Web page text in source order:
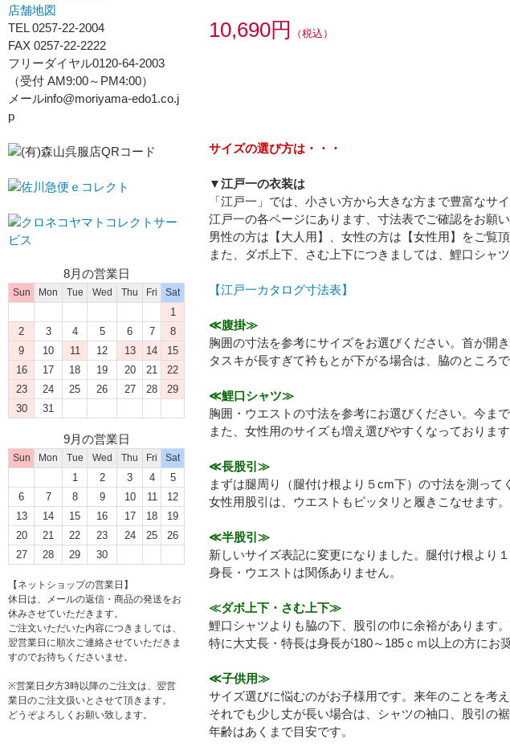
店舗地図
TEL 0257-22-2004
FAX 0257-22-2222
フリーダイヤル0120-64-2003
（受付 AM9:00～PM4:00）
メールinfo@moriyama-edo1.co.j
p
8月の営業日
Sun Mon Tue Wed Thu Fri Sat
1
2
3 4 5 6 7
8
9
10 11 12 13 14
15
16
17 18 19 20 21
22
23
24 25 26 27 28
29
30
31
9月の営業日
Sun Mon Tue Wed Thu Fri Sat
1 2 3 4
5
6
7 8 9 10 11
12
13
14 15 16 17 18
19
20
21 22 23 24 25
26
27
28 29 30
【ネットショップの営業日】
休日は、メールの返信・商品の発送をお
休みさせていただきます。
ご注文いただいた内容につきましては、
翌営業日に順次ご連絡させていただきま
すのでお待ちくださいませ。
※営業日夕方3時以降のご注文は、翌営
業日のご注文扱いとさせて頂きます。
どうぞよろしくお願い致します。
10,690円 （税込）
サイズの選び方は・・・
▼江戸一の衣装は
「江戸一」では、小さい方から大きな方まで豊富なサ
江戸一の各ページにあります、寸法表でご確認をお願い
男性の方は【大人用】、女性の方は【女性用】をご覧
また、ダボ上下、さむ上下につきましては、鯉口シャ
【江戸一カタログ寸法表】
≪腹掛≫
胸囲の寸法を参考にサイズをお選びください。首が開
タスキが長すぎて衿もとが下がる場合は、脇のところ
≪鯉口シャツ≫
胸囲・ウエストの寸法を参考にお選びください。今ま
また、女性用のサイズも増え選びやすくなっております
≪長股引≫
まずは腿周り（腿付け根より５cm下）の寸法を測って
女性用股引は、ウエストもピッタリと履きこなせます
≪半股引≫
新しいサイズ表記に変更になりました。腿付け根より
身長・ウエストは関係ありません。
≪ダボ上下・さむ上下≫
鯉口シャツよりも脇の下、股引の巾に余裕があります
特に大丈長・特長は身長が180～185ｃｍ以上の方にお奨
≪子供用≫
サイズ選びに悩むのがお子様用です。来年のことを考
それでも少し丈が長い場合は、シャツの袖口、股引の
年齢はあくまで目安です。